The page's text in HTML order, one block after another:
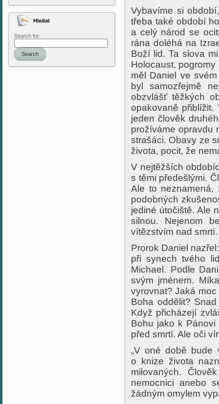
Hledat
Search for:
Search
Vybavíme si
třeba také období
a celý národ se
rána doléhá na
Boží lid. Ta slova
Holocaust,
měl Daniel ve
byl samozřejmě
obzvlášť těžkých
opakovaně
jeden člověk
prožíváme opravdu
strašáci. Obavy ze
života, pocit, že
V nejtěžších
s těmi předešlými.
Ale to
podobných
jediné útočiště. Ale
silnou. Nejenom
vítězstvím nad smrtí.
Prorok Daniel
při synech tvého
Michael. Podle
svým jménem.
vyrovnat? Jaká
Boha oddělit?
Když přicházejí
Bohu jako k
před smrtí. Ale oči
„V oné době bude
o knize života
milovaných.
nemocnici anebo
žádným omylem